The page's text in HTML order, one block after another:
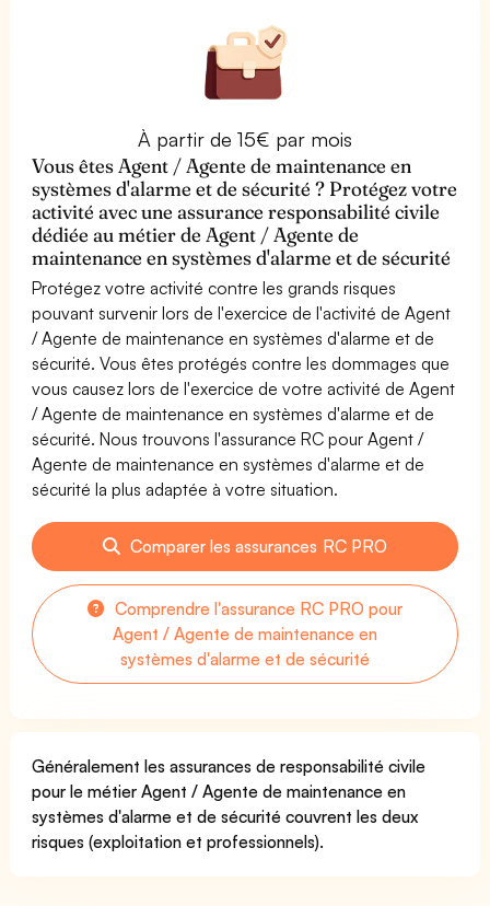
À partir de 15€ par mois
Vous êtes Agent / Agente de maintenance en
systèmes d'alarme et de sécurité ? Protégez votre
activité avec une assurance responsabilité civile
dédiée au métier de Agent / Agente de
maintenance en systèmes d'alarme et de sécurité
Protégez votre activité contre les grands risques
pouvant survenir lors de l'exercice de l'activité de Agent
/ Agente de maintenance en systèmes d'alarme et de
sécurité. Vous êtes protégés contre les dommages que
vous causez lors de l'exercice de votre activité de Agent
/ Agente de maintenance en systèmes d'alarme et de
sécurité. Nous trouvons l'assurance RC pour Agent /
Agente de maintenance en systèmes d'alarme et de
sécurité la plus adaptée à votre situation.
Comparer les assurances RC PRO
Comprendre l'assurance RC PRO pour
Agent / Agente de maintenance en
systèmes d'alarme et de sécurité
Généralement les assurances de responsabilité civile
pour le métier Agent / Agente de maintenance en
systèmes d'alarme et de sécurité couvrent les deux
risques (exploitation et professionnels).